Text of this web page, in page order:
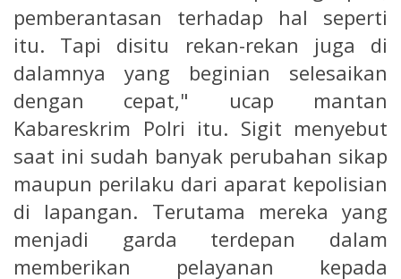
pemberantasan terhadap hal seperti
itu. Tapi disitu rekan-rekan juga di
dalamnya yang beginian selesaikan
dengan cepat," ucap mantan
Kabareskrim Polri itu. Sigit menyebut
saat ini sudah banyak perubahan sikap
maupun perilaku dari aparat kepolisian
di lapangan. Terutama mereka yang
menjadi garda terdepan dalam
memberikan pelayanan kepada